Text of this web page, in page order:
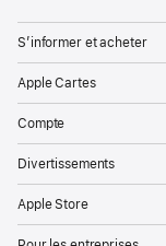
S’informer et acheter
Apple Cartes
Compte
Divertissements
Apple Store